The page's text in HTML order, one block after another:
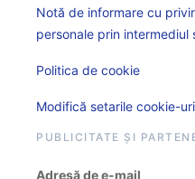
Notă de informare cu
personale prin intermediul
Politica de cookie
Modifică setarile cookie-
PUBLICITATE ȘI
Adresă de e-mail